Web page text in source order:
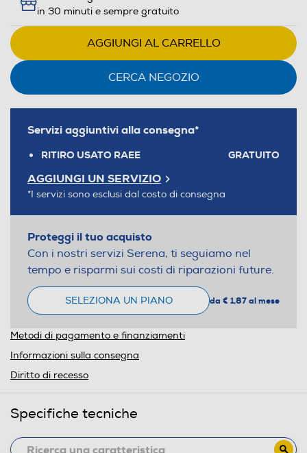
in 30 minuti e sempre gratuito
AGGIUNGI AL CARRELLO
CERCA NEGOZIO
Servizi aggiuntivi alla consegna*
RITIRO USATO RAEE GRATUITO
AGGIUNGI UN SERVIZIO
*I servizi sono esclusi dal costo di consegna
Proteggi il tuo acquisto
Con i nostri servizi Serena, ti seguiamo nel
tempo e risparmi sui costi di riparazioni future.
SELEZIONA UN PIANO da € 1,87 al mese
Metodi di pagamento e finanziamenti
Informazioni sulla consegna
Diritto di recesso
Specifiche tecniche